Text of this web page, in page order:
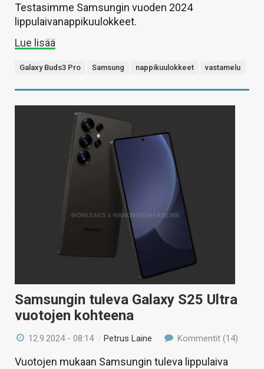
Testasimme Samsungin vuoden 2024
lippulaivanappikuulokkeet.
Lue lisää
Galaxy Buds3 Pro Samsung nappikuulokkeet vastamelu
Samsungin tuleva Galaxy S25 Ultra
vuotojen kohteena
12.9.2024 - 08:14 /Petrus Laine Kommentit (14)
Vuotojen mukaan Samsungin tuleva lippulaiva